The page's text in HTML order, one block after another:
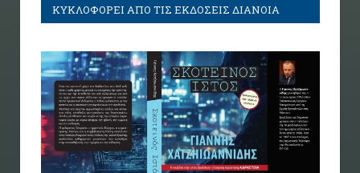
ΚΥΚΛΟΦΟΡΕΙ ΑΠΟ ΤΙΣ ΕΚΔΟΣΕΙΣ ΔΙΑΝΟΙΑ